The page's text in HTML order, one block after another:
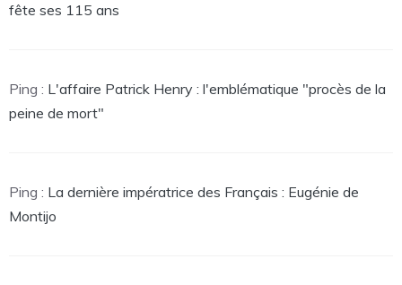
fête ses 115 ans
Ping : L'affaire Patrick Henry : l'emblématique "procès de la
peine de mort"
Ping : La dernière impératrice des Français : Eugénie de
Montijo